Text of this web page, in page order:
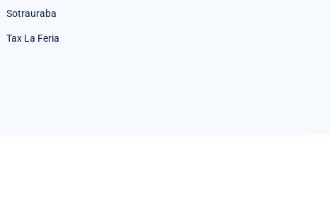
Sotrauraba
Tax La Feria